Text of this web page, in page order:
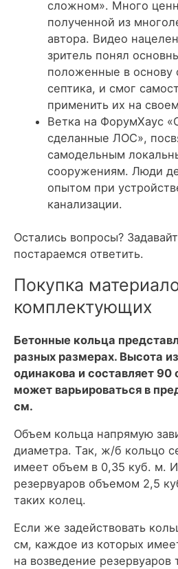
сложном». Много
полученной из
автора. Видео
зритель понял
положенные в основу
септика, и смог
применить их на
Ветка на ФорумХаус
сделанные ЛОС»,
самодельным
сооружениям. Люди
опытом при
канализации.
Остались вопросы?
постараемся ответить.
Покупка
комплектующих
Бетонные кольца
разных размерах. Высота
одинакова и составляет 90
может варьироваться в
см.
Объем кольца напрямую
диаметра. Так, ж/б кольцо
имеет объем в 0,35 куб. м.
резервуаров объемом 2,5
таких колец.
Если же задействовать
см, каждое из которых
на возведение резервуаров